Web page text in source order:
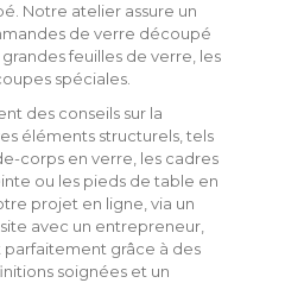
Notre atelier assure un
de verre découpé
feuilles de verre, les
spéciales.
des conseils sur la
éléments structurels, tels
corps en verre, les cadres
ou les pieds de table en
projet en ligne, via un
avec un entrepreneur,
parfaitement grâce à des
soignées et un